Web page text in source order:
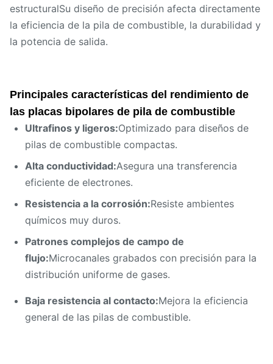
estructuralSu diseño de precisión afecta directamente
la eficiencia de la pila de combustible, la durabilidad y
la potencia de salida.
Principales características del rendimiento de
las placas bipolares de pila de combustible
Ultrafinos y ligeros:Optimizado para diseños de
pilas de combustible compactas.
Alta conductividad:Asegura una transferencia
eficiente de electrones.
Resistencia a la corrosión:Resiste ambientes
químicos muy duros.
Patrones complejos de campo de
flujo:Microcanales grabados con precisión para la
distribución uniforme de gases.
Baja resistencia al contacto:Mejora la eficiencia
general de las pilas de combustible.